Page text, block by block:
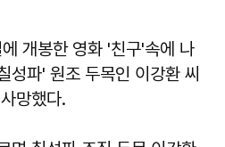
개봉한 영화 '친구'속에 나
성파' 원조 두목인 이강환 씨
망했다.